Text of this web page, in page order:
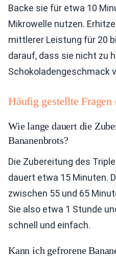
Backe sie für etwa 10
Mikrowelle nutzen.
mittlerer Leistung für 20
darauf, dass sie nicht zu
Schokoladengeschmack
Häufig gestellte Fragen
Wie lange dauert die
Bananenbrots?
Die Zubereitung des
dauert etwa 15 Minuten.
zwischen 55 und 65
Sie also etwa 1 Stunde
schnell und einfach.
Kann ich gefrorene